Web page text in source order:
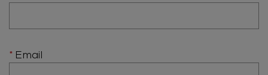
Email